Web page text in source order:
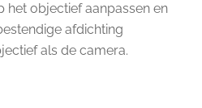
het objectief aanpassen en
afdichting
als de camera.